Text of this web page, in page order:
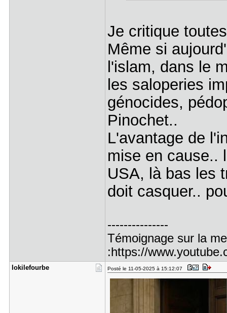
Je critique
Même si
l'islam, dans le
les saloperies
génocides,
Pinochet..
L'avantage de
mise en cause..
USA, là bas les
doit casquer..
---------------
Témoignage sur la
:https://
lokilefour​be Posté le 11-05-2025 à 15:12:07